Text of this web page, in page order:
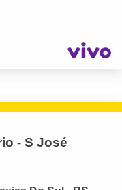
- S José